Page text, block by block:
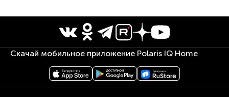
Скачай мобильное приложение Polaris IQ Home